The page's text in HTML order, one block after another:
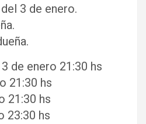
3 de enero.
de enero 21:30 hs
21:30 hs
21:30 hs
23:30 hs